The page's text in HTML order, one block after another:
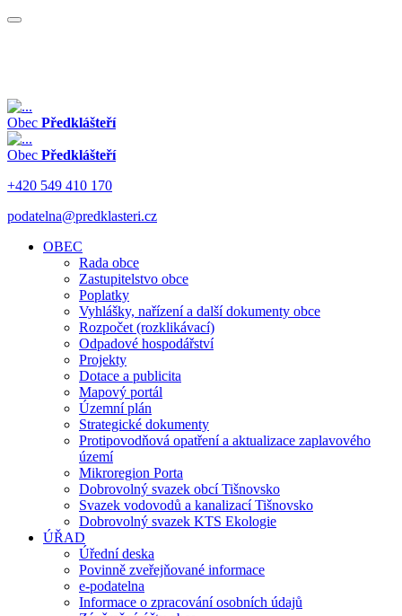
Obec Předklášteří
Obec Předklášteří
+420 549 410 170
podatelna@predklasteri.cz
OBEC
Rada obce
Zastupitelstvo obce
Poplatky
Vyhlášky, nařízení a další dokumenty obce
Rozpočet (rozklikávací)
Odpadové hospodářství
Projekty
Dotace a publicita
Mapový portál
Územní plán
Strategické dokumenty
Protipovodňová opatření a aktualizace zaplavového
území
Mikroregion Porta
Dobrovolný svazek obcí Tišnovsko
Svazek vodovodů a kanalizací Tišnovsko
Dobrovolný svazek KTS Ekologie
ÚŘAD
Úřední deska
Povinně zveřejňované informace
e-podatelna
Informace o zpracování osobních údajů